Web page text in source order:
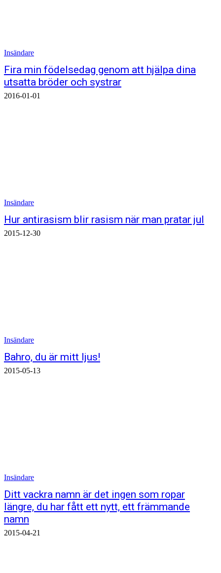
Insändare
Fira min födelsedag genom att hjälpa dina
utsatta bröder och systrar
2016-01-01
Insändare
Hur antirasism blir rasism när man pratar jul
2015-12-30
Insändare
Bahro, du är mitt ljus!
2015-05-13
Insändare
Ditt vackra namn är det ingen som ropar
längre, du har fått ett nytt, ett främmande
namn
2015-04-21